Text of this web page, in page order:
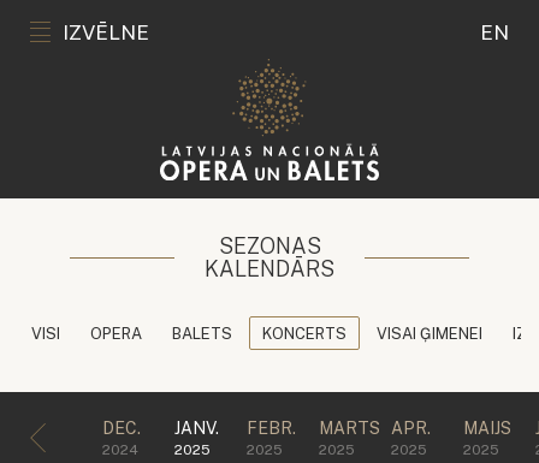
IZVĒLNE EN
SEZONAS
KALENDĀRS
VISI OPERA BALETS KONCERTS VISAI ĢIMENEI
DEC.
2024
JANV.
2025
FEBR.
2025
MARTS
2025
APR.
2025
MAIJS
2025